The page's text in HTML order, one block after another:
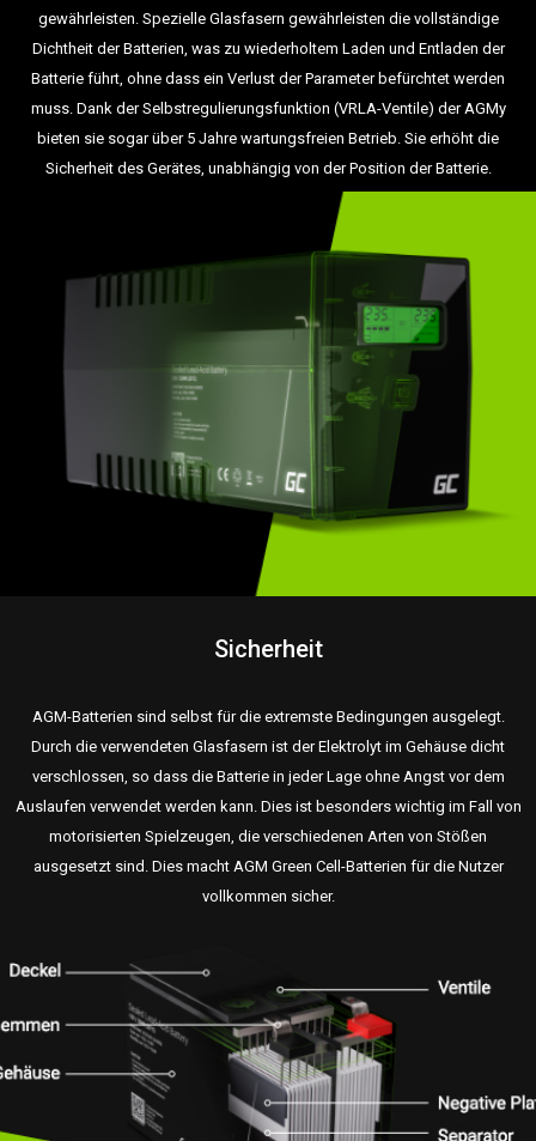
gewährleisten. Spezielle Glasfasern gewährleisten die vollständige
Dichtheit der Batterien, was zu wiederholtem Laden und Entladen der
Batterie führt, ohne dass ein Verlust der Parameter befürchtet werden
muss. Dank der Selbstregulierungsfunktion (VRLA-Ventile) der AGMy
bieten sie sogar über 5 Jahre wartungsfreien Betrieb. Sie erhöht die
Sicherheit des Gerätes, unabhängig von der Position der Batterie.
Sicherheit
AGM-Batterien sind selbst für die extremste Bedingungen ausgelegt.
Durch die verwendeten Glasfasern ist der Elektrolyt im Gehäuse dicht
verschlossen, so dass die Batterie in jeder Lage ohne Angst vor dem
Auslaufen verwendet werden kann. Dies ist besonders wichtig im Fall von
motorisierten Spielzeugen, die verschiedenen Arten von Stößen
ausgesetzt sind. Dies macht AGM Green Cell-Batterien für die Nutzer
vollkommen sicher.